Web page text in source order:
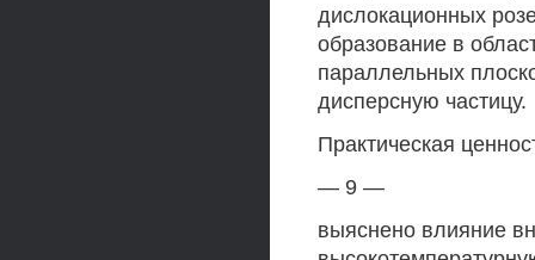
дислокационных
образование в
параллельных
дисперсную частицу.
Практическая
— 9 —
выяснено влияние